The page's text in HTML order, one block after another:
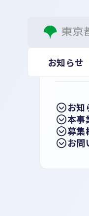
お知らせ
支
CFPは製品のラ
お知
本事
募集
お問